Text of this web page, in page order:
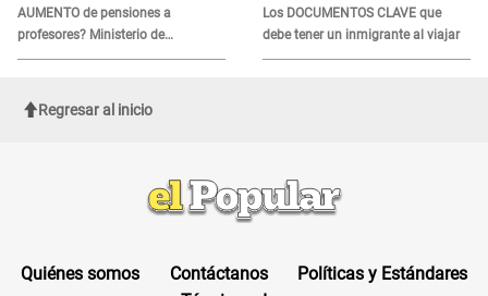
AUMENTO de pensiones a
profesores? Ministerio de
Economía acudirá al TC por
Los DOCUMENTOS CLAVE que
debe tener un inmigrante al viajar
Regresar al inicio
Quiénes somos Contáctanos
Políticas y Estándares